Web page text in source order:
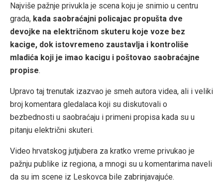
Najviše pažnje privukla je scena koju je snimio u centru
grada, kada saobraćajni policajac propušta dve
devojke na električnom skuteru koje voze bez
kacige, dok istovremeno zaustavlja i kontroliše
mladića koji je imao kacigu i poštovao saobraćajne
propise.
Upravo taj trenutak izazvao je smeh autora videa, ali i veliki
broj komentara gledalaca koji su diskutovali o
bezbednosti u saobraćaju i primeni propisa kada su u
pitanju električni skuteri.
Video hrvatskog jutjubera za kratko vreme privukao je
pažnju publike iz regiona, a mnogi su u komentarima naveli
da su im scene iz Leskovca bile zabrinjavajuće.